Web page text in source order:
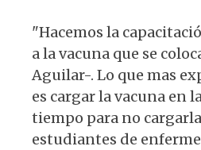
"Hacemos la
a la vacuna que se
Aguilar-. Lo que mas
es cargar la vacuna en
tiempo para no
estudiantes de